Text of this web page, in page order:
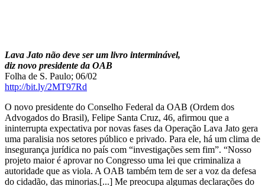
Lava Jato não deve ser um livro interminável,
diz novo presidente da OAB
Folha de S. Paulo; 06/02
http://bit.ly/2MT97Rd
O novo presidente do Conselho Federal da OAB (Ordem dos
Advogados do Brasil), Felipe Santa Cruz, 46, afirmou que a
ininterrupta expectativa por novas fases da Operação Lava Jato gera
uma paralisia nos setores público e privado. Para ele, há um clima de
insegurança jurídica no país com “investigações sem fim”. “Nosso
projeto maior é aprovar no Congresso uma lei que criminaliza a
autoridade que as viola. A OAB também tem de ser a voz da defesa
do cidadão, das minorias.[...] Me preocupa algumas declarações do